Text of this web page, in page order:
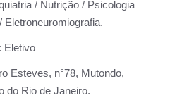
/ Nutrição / Psicologia
Eletroneuromiografia.
Eletivo
Esteves, n°78, Mutondo,
do Rio de Janeiro.